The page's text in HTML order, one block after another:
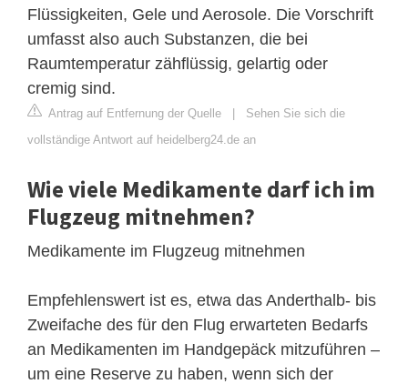
Flüssigkeiten, Gele und Aerosole. Die Vorschrift
umfasst also auch Substanzen, die bei
Raumtemperatur zähflüssig, gelartig oder
cremig sind.
Antrag auf Entfernung der Quelle | Sehen Sie sich die
vollständige Antwort auf heidelberg24.de an
Wie viele Medikamente darf ich im
Flugzeug mitnehmen?
Medikamente im Flugzeug mitnehmen
Empfehlenswert ist es, etwa das Anderthalb- bis
Zweifache des für den Flug erwarteten Bedarfs
an Medikamenten im Handgepäck mitzuführen –
um eine Reserve zu haben, wenn sich der